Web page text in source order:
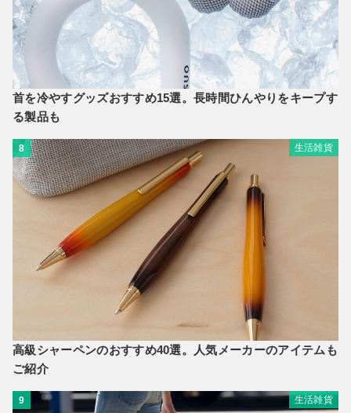
首を冷やすグッズおすすめ15選。長時間ひんやりをキープす
る製品も
8 生活雑貨
高級シャーペンのおすすめ40選。人気メーカーのアイテムも
ご紹介
9 生活雑貨